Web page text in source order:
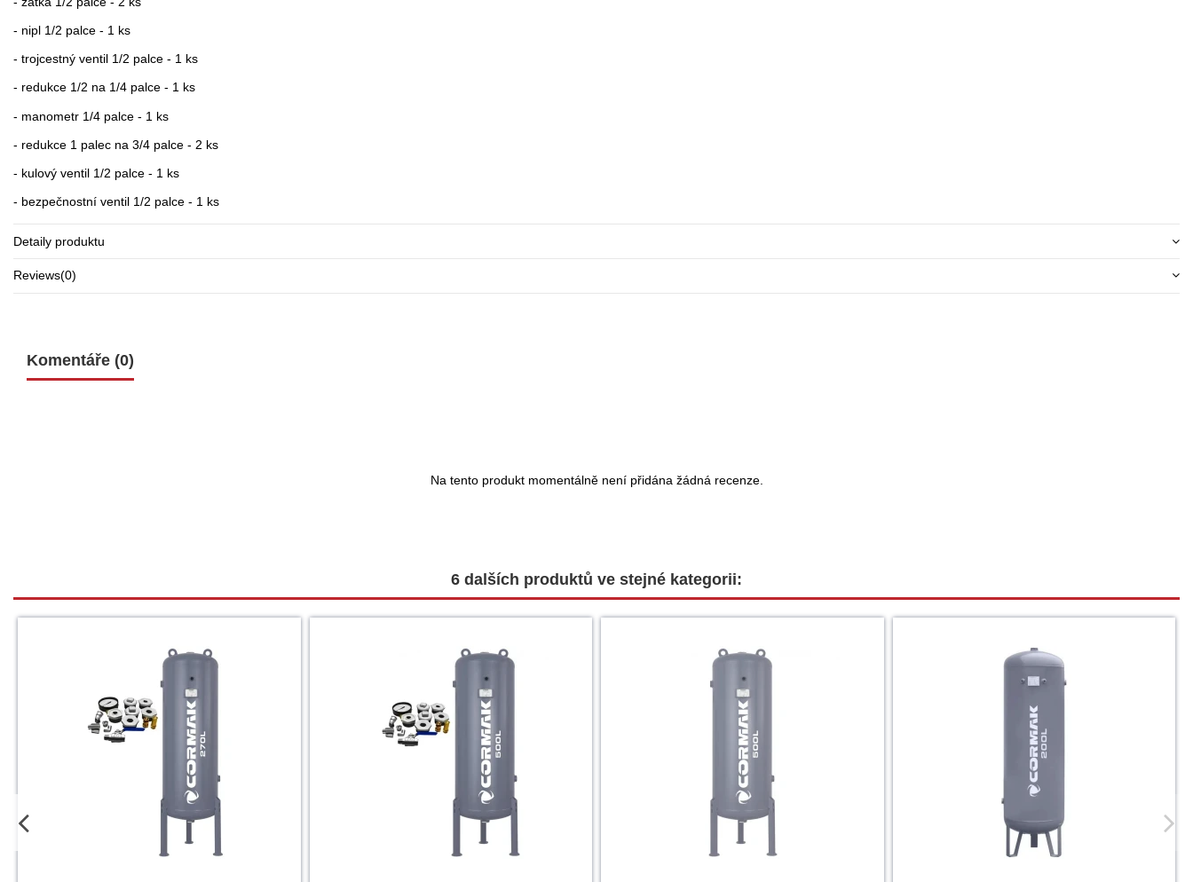
- nipl 1/2 palce - 1 ks
- trojcestný ventil 1/2 palce - 1 ks
- redukce 1/2 na 1/4 palce - 1 ks
- manometr 1/4 palce - 1 ks
- redukce 1 palec na 3/4 palce - 2 ks
- kulový ventil 1/2 palce - 1 ks
- bezpečnostní ventil 1/2 palce - 1 ks
Detaily produktu
Reviews(0)
Komentáře (0)
Na tento produkt momentálně není přidána žádná recenze.
6 dalších produktů ve stejné kategorii: